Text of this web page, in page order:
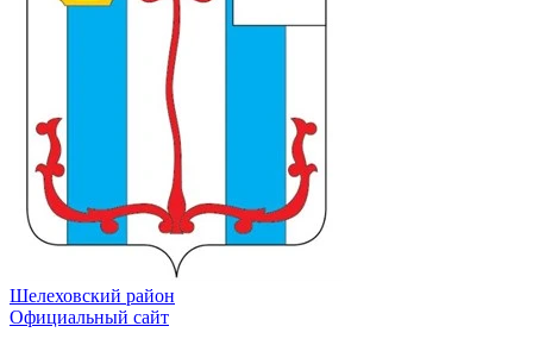
Шелеховский район
Официальный сайт